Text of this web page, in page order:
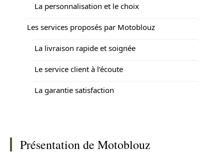
La personnalisation et le choix
Les services proposés par Motoblouz
La livraison rapide et soignée
Le service client à l’écoute
La garantie satisfaction
Présentation de Motoblouz